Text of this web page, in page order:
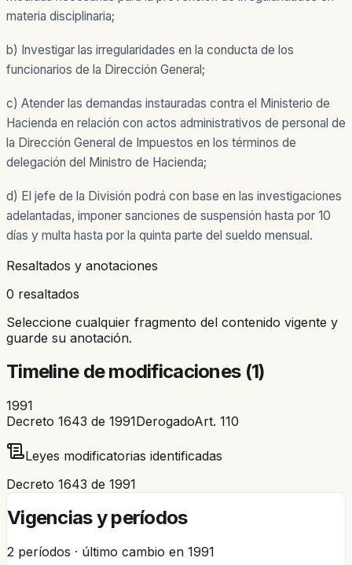
materia disciplinaria;
b) Investigar las irregularidades en la conducta de los
funcionarios de la Dirección General;
c) Atender las demandas instauradas contra el Ministerio de
Hacienda en relación con actos administrativos de personal de
la Dirección General de Impuestos en los términos de
delegación del Ministro de Hacienda;
d) El jefe de la División podrá con base en las investigaciones
adelantadas, imponer sanciones de suspensión hasta por 10
días y multa hasta por la quinta parte del sueldo mensual.
Resaltados y anotaciones
0 resaltados
Seleccione cualquier fragmento del contenido vigente y
guarde su anotación.
Timeline de modificaciones (1)
1991
Decreto 1643 de 1991DerogadoArt. 110
Leyes modificatorias identificadas
Decreto 1643 de 1991
Vigencias y períodos
2 períodos · último cambio en 1991